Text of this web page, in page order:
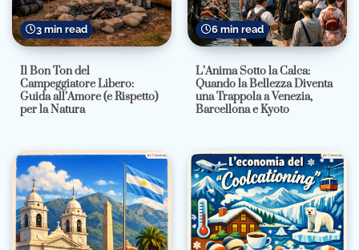
3 min read
Il Bon Ton del
Campeggiatore Libero:
Guida all’Amore (e Rispetto)
per la Natura
6 min read
L’Anima Sotto la Calca:
Quando la Bellezza Diventa
una Trappola a Venezia,
Barcellona e Kyoto